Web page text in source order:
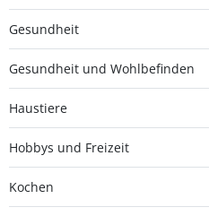
Gesundheit
Gesundheit und Wohlbefinden
Haustiere
Hobbys und Freizeit
Kochen